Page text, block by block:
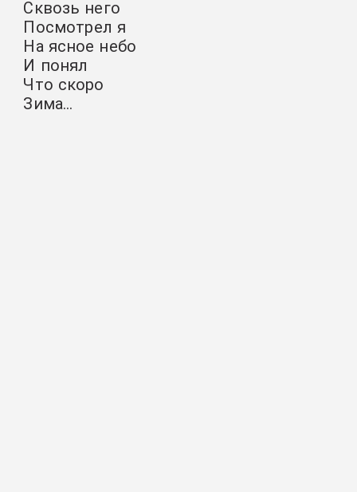
Сквозь него
Посмотрел я
На ясное небо
И понял
Что скоро
Зима…